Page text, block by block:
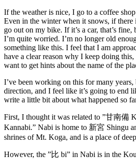
If the weather is nice, I go to a coffee
Even in the winter when it snows, if there
go out on my bike. If it’s a car, that’s fine,
I’m quite worried. I’m no longer old
something like this. I feel that I am
have a clear reason why I keep doing
want to get hints about the name of the
I’ve been working on this for many years,
direction, and I feel like it’s going to end
write a little bit about what happened so
First, I thought it was related to ”甘南備
Kannabi.” Nabi is home to 新宮 Shingu
shrines of Mt. Koga, and is a place of
However, the ”比 bi” in Nabi is in the